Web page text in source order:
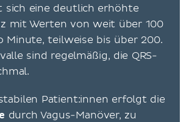
sich eine deutlich erhöhte
mit Werten von weit über 100
Minute, teilweise bis über 200.
sind regelmäßig, die QRS-
Patient:innen erfolgt die
durch Vagus-Manöver, zu